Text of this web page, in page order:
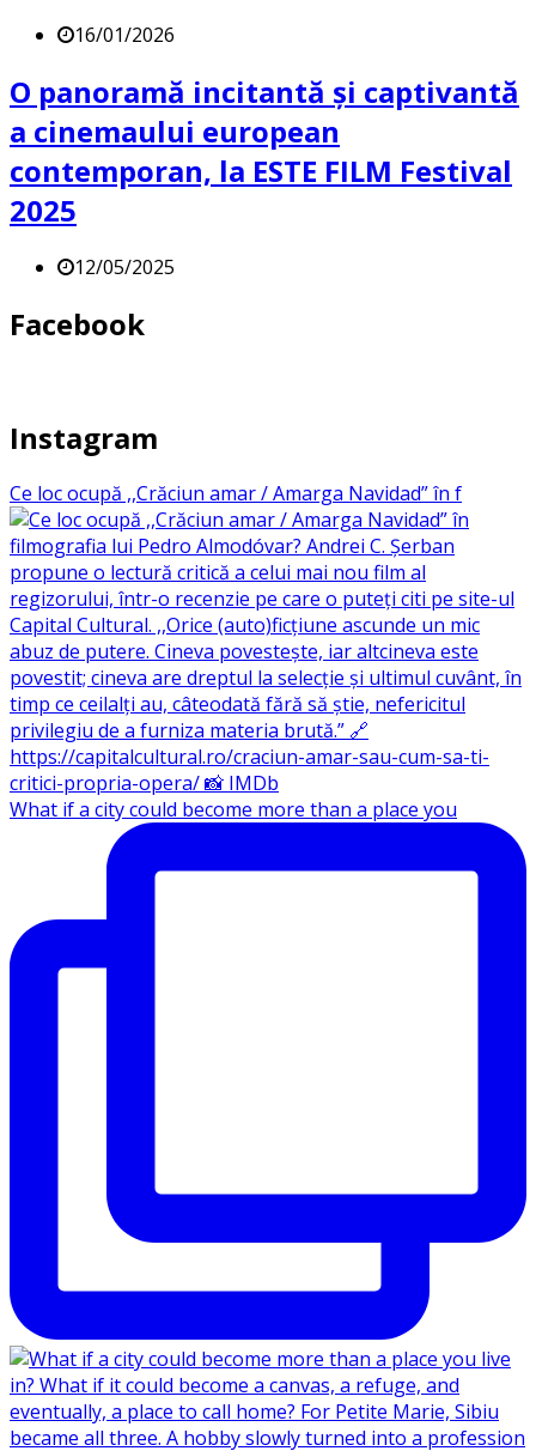
16/01/2026
O panoramă incitantă și captivantă
a cinemaului european
contemporan, la ESTE FILM Festival
2025
12/05/2025
Facebook
Instagram
Ce loc ocupă ,,Crăciun amar / Amarga Navidad” în f
What if a city could become more than a place you